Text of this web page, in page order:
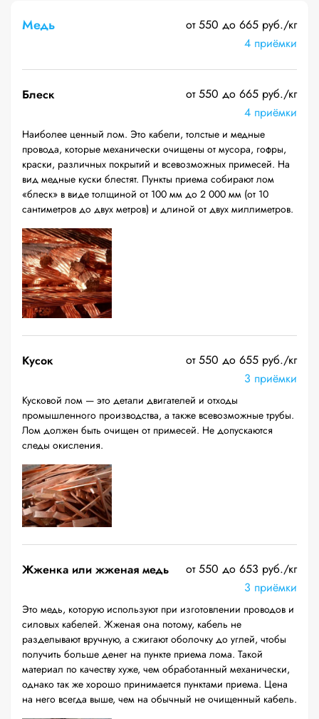
Медь
от 550 до 665 руб./кг
4 приёмки
Блеск
от 550 до 665 руб./кг
4 приёмки
Наиболее ценный лом. Это кабели, толстые и медные
провода, которые механически очищены от мусора, гофры,
краски, различных покрытий и всевозможных примесей. На
вид медные куски блестят. Пункты приема собирают лом
«блеск» в виде толщиной от 100 мм до 2 000 мм (от 10
сантиметров до двух метров) и длиной от двух миллиметров.
Кусок
от 550 до 655 руб./кг
3 приёмки
Кусковой лом — это детали двигателей и отходы
промышленного производства, а также всевозможные трубы.
Лом должен быть очищен от примесей. Не допускаются
следы окисления.
Жженка или жженая медь
от 550 до 653 руб./кг
3 приёмки
Это медь, которую используют при изготовлении проводов и
силовых кабелей. Жженая она потому, кабель не
разделывают вручную, а сжигают оболочку до углей, чтобы
получить больше денег на пункте приема лома. Такой
материал по качеству хуже, чем обработанный механически,
однако так же хорошо принимается пунктами приема. Цена
на него всегда выше, чем на обычный не очищенный кабель.